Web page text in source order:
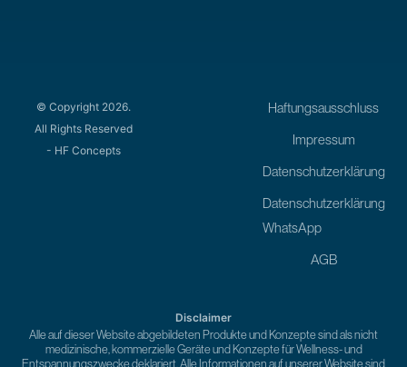
© Copyright 2026.
All Rights Reserved
- HF Concepts
Haftungsausschluss
Impressum
Datenschutzerklärung
Datenschutzerklärung
WhatsApp
AGB
Disclaimer
Alle auf dieser Website abgebildeten Produkte und Konzepte sind als nicht
medizinische, kommerzielle Geräte und Konzepte für Wellness- und
Entspannungszwecke deklariert. Alle Informationen auf unserer Website sind